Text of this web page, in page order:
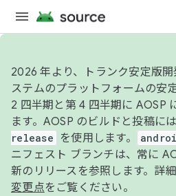
2026 年より、トランク安定版
ステムのプラットフォームの安
2 四半期と第 4 四半期に AOSP
ます。AOSP のビルドと投稿には
release
を使用します。
ニフェスト ブランチは、常に
新のリリースを参照します。詳
変更点をご覧ください。